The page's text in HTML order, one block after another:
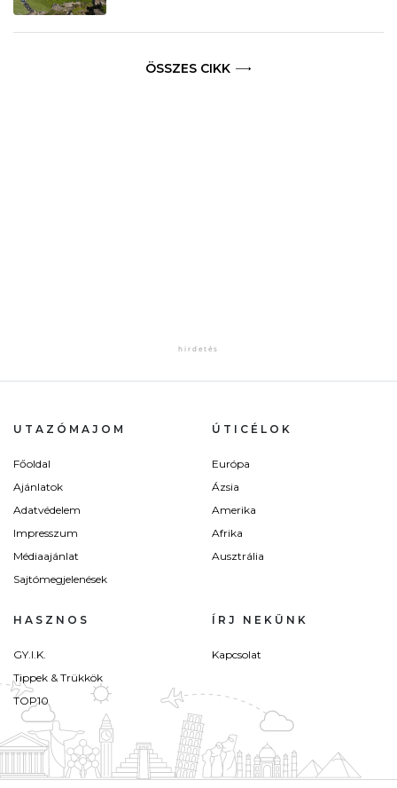
ÖSSZES CIKK
UTAZÓMAJOM
Főoldal
Ajánlatok
Adatvédelem
Impresszum
Médiaajánlat
Sajtómegjelenések
ÚTICÉLOK
Európa
Ázsia
Amerika
Afrika
Ausztrália
HASZNOS
GY.I.K.
Tippek & Trükkök
TOP10
ÍRJ NEKÜNK
Kapcsolat